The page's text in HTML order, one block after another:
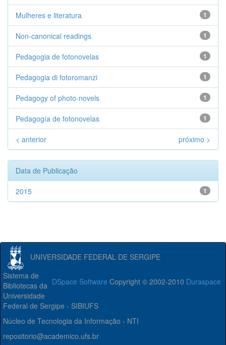
1
Mulheres e literatura
1
Non-canonical readings
1
Pedagogia de fotonovelas
1
Pedagogia di fotoromanzi
1
Pedagogy of photo-novels
1
Pedagogía de fotonovelas
< anterior próximo >
Data de Publicação
1
2015
UNIVERSIDADE FEDERAL DE SERGIPE
DSpace Software Copyright © 2002-2010 Duraspace
Sistema de
Bibliotecas da
Universidade
Federal de Sergipe - SIBIUFS
Núcleo de Tecnologia da Informação - NTI
repositorio@academico.ufs.br